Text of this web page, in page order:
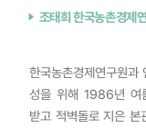
조태희 한국농촌경제
한국농촌경제연구원과
성을 위해 1986년 여
받고 적벽돌로 지은 본